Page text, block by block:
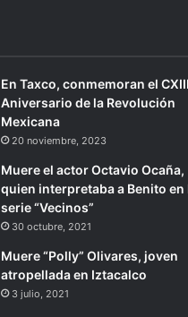
En Taxco, conmemoran el CXIII
Aniversario de la Revolución
Mexicana
20 noviembre, 2023
Muere el actor Octavio Ocaña,
quien interpretaba a Benito en
serie “Vecinos”
30 octubre, 2021
Muere “Polly” Olivares, joven
atropellada en Iztacalco
3 julio, 2021